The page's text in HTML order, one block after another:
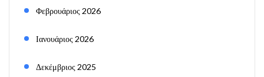
Φεβρουάριος 2026
Ιανουάριος 2026
Δεκέμβριος 2025